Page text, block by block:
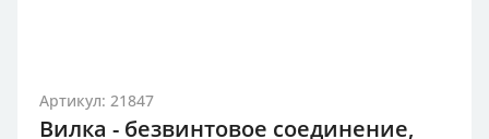
Артикул: 21847
Вилка - безвинтовое соединение,